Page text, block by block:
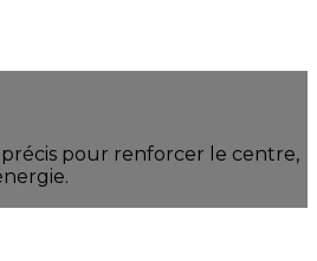
pour renforcer le centre,